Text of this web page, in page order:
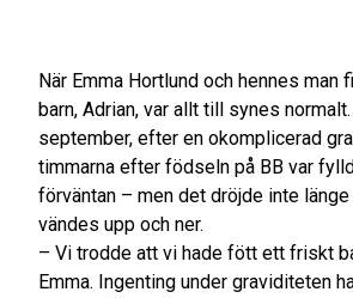
När Emma Hortlund och hennes man
barn, Adrian, var allt till synes
september, efter en okomplicerad
timmarna efter födseln på BB var
förväntan – men det dröjde inte
vändes upp och ner.
– Vi trodde att vi hade fött ett friskt
Emma. Ingenting under graviditeten